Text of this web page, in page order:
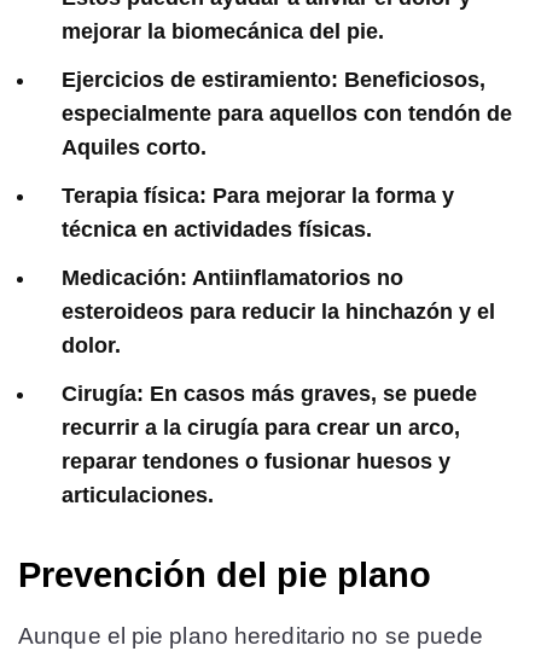
mejorar la biomecánica del pie.
Ejercicios de estiramiento: Beneficiosos,
especialmente para aquellos con tendón de
Aquiles corto.
Terapia física: Para mejorar la forma y
técnica en actividades físicas.
Medicación: Antiinflamatorios no
esteroideos para reducir la hinchazón y el
dolor.
Cirugía: En casos más graves, se puede
recurrir a la cirugía para crear un arco,
reparar tendones o fusionar huesos y
articulaciones.
Prevención del pie plano
Aunque el pie plano hereditario no se puede